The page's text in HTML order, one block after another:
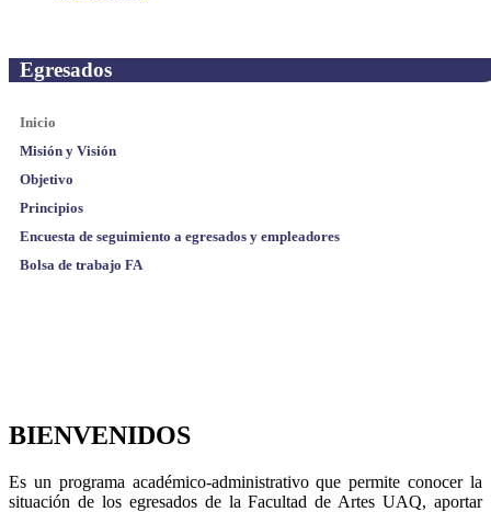
Egresados
Inicio
Misión y Visión
Objetivo
Principios
Encuesta de seguimiento a egresados y empleadores
Bolsa de trabajo FA
BIENVENIDOS
Es un programa académico-administrativo que permite conocer la
situación de los egresados de la Facultad de Artes UAQ, aportar